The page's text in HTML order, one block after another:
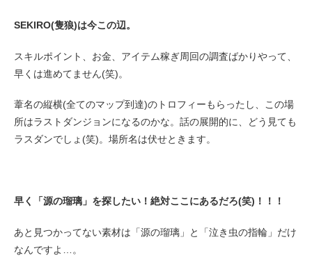
SEKIRO(隻狼)は今この辺。
スキルポイント、お金、アイテム稼ぎ周回の調査ばかりやって、
早くは進めてません(笑)。
葦名の縦横(全てのマップ到達)のトロフィーもらったし、この場
所はラストダンジョンになるのかな。話の展開的に、どう見ても
ラスダンでしょ(笑)。場所名は伏せときます。
早く「源の瑠璃」を探したい！絶対ここにあるだろ(笑)！！！
あと見つかってない素材は「源の瑠璃」と「泣き虫の指輪」だけ
なんですよ…。